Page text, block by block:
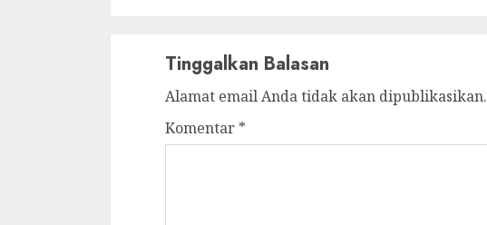
Tinggalkan Balasan
Alamat email Anda tidak akan dipublikasikan.
Komentar *